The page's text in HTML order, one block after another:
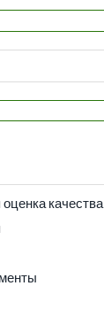
качества